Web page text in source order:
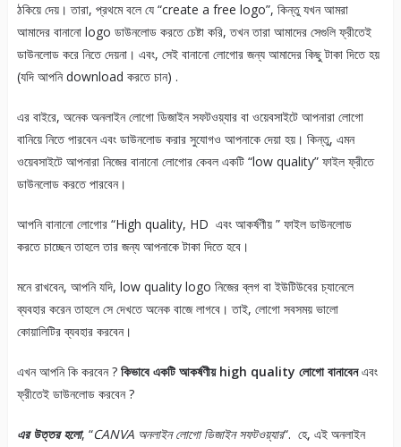
ঠকিয়ে দেয়। তারা, প্রথমে বলে যে “create a free logo”, কিন্তু যখন আমরা
আমাদের বানানো logo ডাউনলোড করতে চেষ্টা করি, তখন তারা আমাদের সেগুলি ফ্রীতেই
ডাউনলোড করে নিতে দেয়না। এবং, সেই বানানো লোগোর জন্য আমাদের কিছু টাকা দিতে হয়
(যদি আপনি download করতে চান) .
এর বাইরে, অনেক অনলাইন লোগো ডিজাইন সফটওয়্যার বা ওয়েবসাইটে আপনারা লোগো
বানিয়ে নিতে পারবেন এবং ডাউনলোড করার সুযোগও আপনাকে দেয়া হয়। কিন্তু, এমন
ওয়েবসাইটে আপনারা নিজের বানানো লোগোর কেবল একটি “low quality” ফাইল ফ্রীতে
ডাউনলোড করতে পারবেন।
আপনি বানানো লোগোর “High quality, HD এবং আকর্ষণীয় ” ফাইল ডাউনলোড
করতে চাচ্ছেন তাহলে তার জন্য আপনাকে টাকা দিতে হবে।
মনে রাখবেন, আপনি যদি, low quality logo নিজের ব্লগ বা ইউটিউবের চ্যানেলে
ব্যবহার করেন তাহলে সে দেখতে অনেক বাজে লাগবে। তাই, লোগো সবসময় ভালো
কোয়ালিটির ব্যবহার করবেন।
এখন আপনি কি করবেন ? কিভাবে একটি আকর্ষণীয় high quality লোগো বানাবেনএবং
ফ্রীতেই ডাউনলোড করবেন ?
এর উত্তর হলো, “CANVA অনলাইন লোগো ডিজাইন সফটওয়্যার“. হে, এই অনলাইন